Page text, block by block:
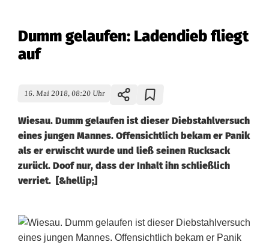
Dumm gelaufen: Ladendieb fliegt
auf
16. Mai 2018, 08:20 Uhr
Wiesau. Dumm gelaufen ist dieser Diebstahlversuch
eines jungen Mannes. Offensichtlich bekam er Panik
als er erwischt wurde und ließ seinen Rucksack
zurück. Doof nur, dass der Inhalt ihn schließlich
verriet. [&hellip;]